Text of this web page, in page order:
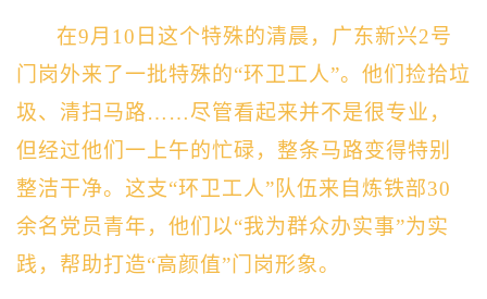
在9月1 0 日 这个特殊的清晨 ， 广东新兴2号
门岗外来了一批特殊的“环卫工人”。他们捡拾垃
圾、清扫 马路……尽管看起来并不是很专业，
但经过他们一上午的忙碌，整条马路变得特别
整洁干净。 这支“环卫工人” 队伍来自炼铁部30
余名 党员青年，他们 以“我为群众办实事”为实
践， 帮助打造“高颜值”门岗形象。